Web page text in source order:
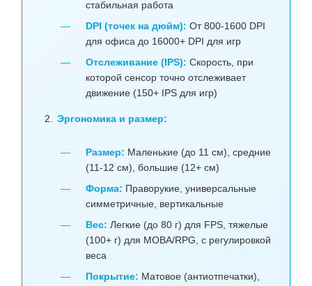
стабильная работа
DPI (точек на дюйм): От 800-1600 DPI
для офиса до 16000+ DPI для игр
Отслеживание (IPS): Скорость, при
которой сенсор точно отслеживает
движение (150+ IPS для игр)
Эргономика и размер:
Размер: Маленькие (до 11 см), средние
(11-12 см), большие (12+ см)
Форма: Праворукие, универсальные
симметричные, вертикальные
Вес: Легкие (до 80 г) для FPS, тяжелые
(100+ г) для MOBA/RPG, с регулировкой
веса
Покрытие: Матовое (антиотпечатки),